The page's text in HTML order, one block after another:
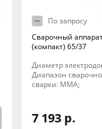
По запросу
Сварочный
(компакт) 65/37
Диаметр
Диапазон
сварки: MMA;
7 193 р.